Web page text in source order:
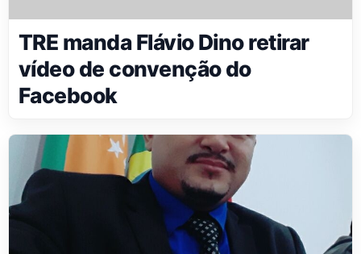
TRE manda Flávio Dino retirar
vídeo de convenção do
Facebook